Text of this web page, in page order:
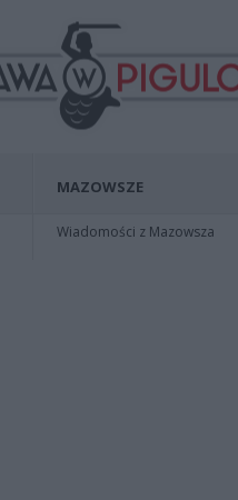
MAZOWSZE
Wiadomości z Mazowsza